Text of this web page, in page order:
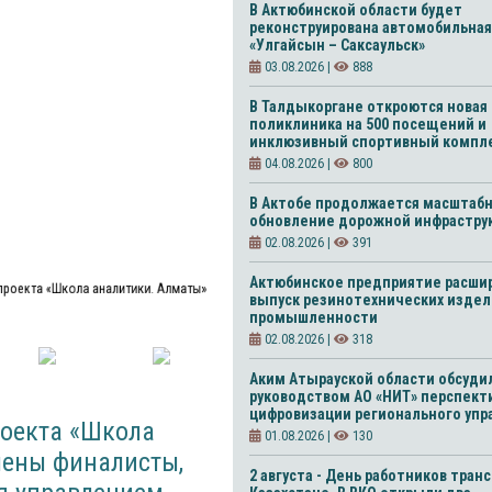
«Школа аналитики. Алматы»
орталығының бас ғылыми қызметкері 50. Хусаинова Диана Руслановна Исследователь-аналитик в Almaty Air Initiative 51. Ыдырыс Әлібек әл-Фараби атындағы Қазақ ұлттық университеті, Биомедицина ғылыми-зерттеу орталығының директоры 6. ЦИФРОВАЯ ЭКОНОМИКА И ИННОВАЦИОННЫЕ ЭКОСИСТЕМЫ 52. Ақполат Жалғасбек Жақанұлы Нархоз Университеті, Narxoz Business School, Директор MBA 53. Алибаева Адина Программа Развития ООН 54. Ахметов Мейрамбек Илиясович CEO TOO "Thousand IT Company" thousand.kz 55. Кушенов Асфендияр Ғабитұлы ТОО KIF Warehouses 56. Қырықбаев Дархан Жанатұлы Управляющий директор по цифровой трансформации и стратегии Акционерное общество "Страховая компания "Nomad Insurance" 57. Махатова Балжан Галымжановна Национальная академия наук Республики Казахстан при Президенте Республики Казахстан, Заведующая Отделом продвижения и распространения знаний 58. Нуракын Бексултан Серикулы Филиал автономного кластерного фонда "Астана Хаб" ("Astana Hub") по городу Алматы ("Almaty Hub"), директор офиса образовательных и бизнес-программ 59. Нурбацин Ақан Сейтқанұлы Директор департамента по научной деятельности Кенжеғали Сағадиев атындағы Халықаралық бизнес университеті UIB 7. УСТОЙЧИВОЕ РАЗВИТИЕ ЧЕРЕЗ ПАРТНЁРСТВО 60. Акынов Томас Нургалиевич Фонд Евразия Центральной Азии. Начальник отдела исследований и развития (R&D) 61. Ахмеджанова Алия Серкболовна ОФ Nomads Shanyraq, президент 62. В Байтукаева Дана Умирбековна КазНУ имени аль-Фараби, зам.заведующей кафедрой международного права, директор Центра верховенства права и ИИ в КазНУ 63. Джакубаева Салтанат Толеуовна Қазақ ұлттық қыздар педагогикалық университеті, халықаралық ынтымақтастық бөлімінің басшысы 64. Кеңесов Әкежан Бақытұлы Алматы қаласы қоғамдық кеңес
В Актюбинской области будет
реконструирована
«Улгайсын – Саксаульск»
03.08.2026 | 888
В Талдыкоргане откроются новая
поликлиника на 500 посещений и
инклюзивный спортивный
04.08.2026 | 800
В Актобе продолжается
обновление дорожной
02.08.2026 | 391
Актюбинское предприятие
выпуск резинотехнических
промышленности
02.08.2026 | 318
Аким Атырауской области
руководством АО «НИТ»
цифровизации регионального
01.08.2026 | 130
2 августа - День работников